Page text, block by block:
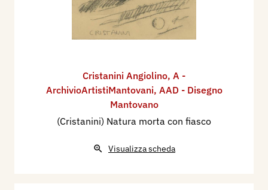
Cristanini Angiolino, A -
ArchivioArtistiMantovani, AAD - Disegno
Mantovano
(Cristanini) Natura morta con fiasco
Visualizza scheda